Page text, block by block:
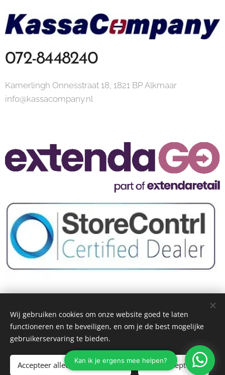
072-8448240
Kamerlingh Onnesstraat 18, 1821 BP Alkmaar
info@kassacompany.nl
KassaCompany 2025
Bank: NL49 KNAB 0257 4784 42 | BTW nr.: NL002120692B50 | Kvk-
Cookies
Wij gebruiken cookies om onze website goed te laten
functioneren en te beveiligen, en om je de best mogelijke
gebruikerservaring te bieden.
Accepteer alleen noodzakelijke Alles accepteren